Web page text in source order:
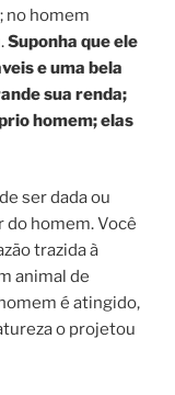
no homem
Suponha que ele
e uma bela
sua renda;
homem; elas
ser dada ou
do homem. Você
trazida à
animal de
é atingido,
o projetou